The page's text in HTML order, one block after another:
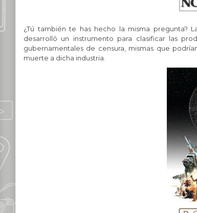
¿Tú también te has hecho la misma pregunta?
desarrolló un instrumento para clasificar las
gubernamentales de censura, mismas que
muerte a dicha industria.